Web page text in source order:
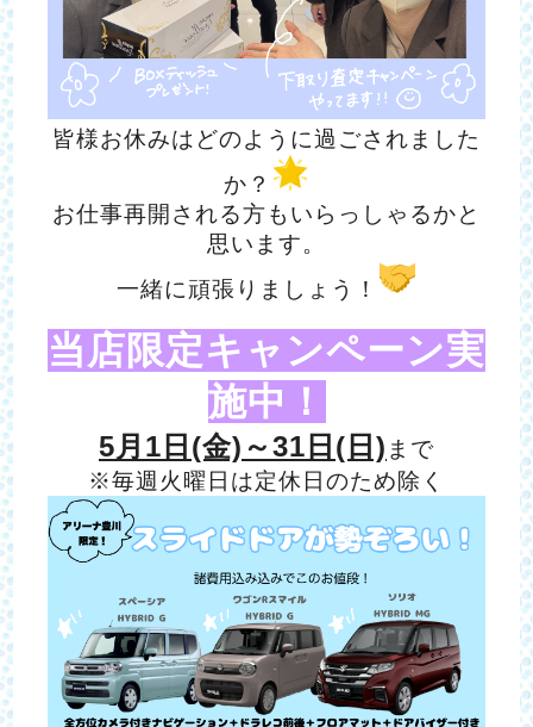
皆様お休みはどのように過ごされました
か？
お仕事再開される方もいらっしゃるかと
思います。
一緒に頑張りましょう！
当店限定キャンペーン実
施中！
5月1日(金)～31日(日) まで
※毎週火曜日は定休日のため除く